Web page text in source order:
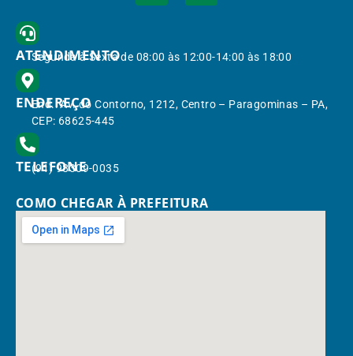
ATENDIMENTO
Segunda à Sexta de 08:00 às 12:00-14:00 às 18:00
ENDEREÇO
End.: Av. do Contorno, 1212, Centro – Paragominas – PA,
CEP: 68625-445
TELEFONE
(91) 98309-0035
COMO CHEGAR À PREFEITURA